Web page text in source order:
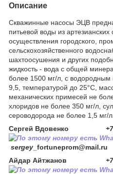
Описание
Скважинные насосы ЭЦВ
питьевой воды из
осуществления городского,
сельскохозяйственного
шахтоосушения и других
жидкость - вода с общей
более 1500 мг/л, с водородным
9,5, температурой до 25°С,
механических примесей не
хлоридов не более 350 мг/л,
сероводорода не более 1,5 мг/л.
Сергей Вдовенко
+7
sergey _fortuneprom@mail.ru
Айдар Айтжанов
+7